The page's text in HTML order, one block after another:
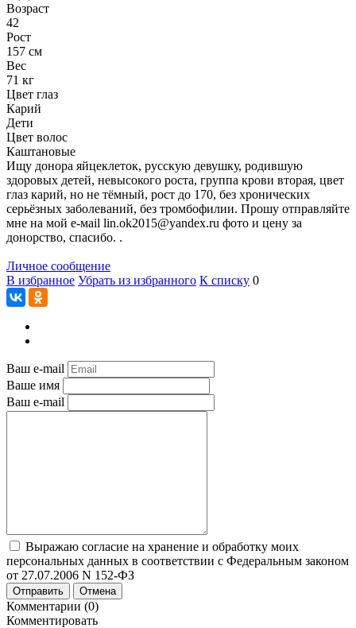
Возраст
42
Рост
157 см
Вес
71 кг
Цвет глаз
Карий
Дети
Цвет волос
Каштановые
Ищу донора яйцеклеток, русскую девушку, родившую
здоровых детей, невысокого роста, группа крови вторая, цвет
глаз карий, но не тёмный, рост до 170, без хронических
серьёзных заболеваний, без тромбофилии. Прошу отправляйте
мне на мой е-мail lin.ok2015@yandex.ru фото и цену за
донорство, спасибо. .
Личное сообщение
В избранное Убрать из избранного К списку 0
Ваш e-mail
Ваше имя
Ваш e-mail
Выражаю согласие на хранение и обработку моих
персональных данных в соответствии с Федеральным законом
от 27.07.2006 N 152-ФЗ
Отправить Отмена
Комментарии (0)
Комментировать